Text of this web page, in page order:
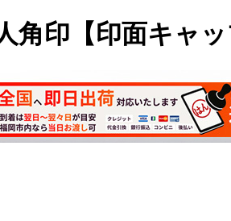
角印【印面キャ